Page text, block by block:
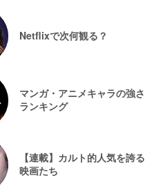
Netflixで次何観る？
マンガ・アニメキャラの強さ
ランキング
【連載】カルト的人気を誇る
映画たち